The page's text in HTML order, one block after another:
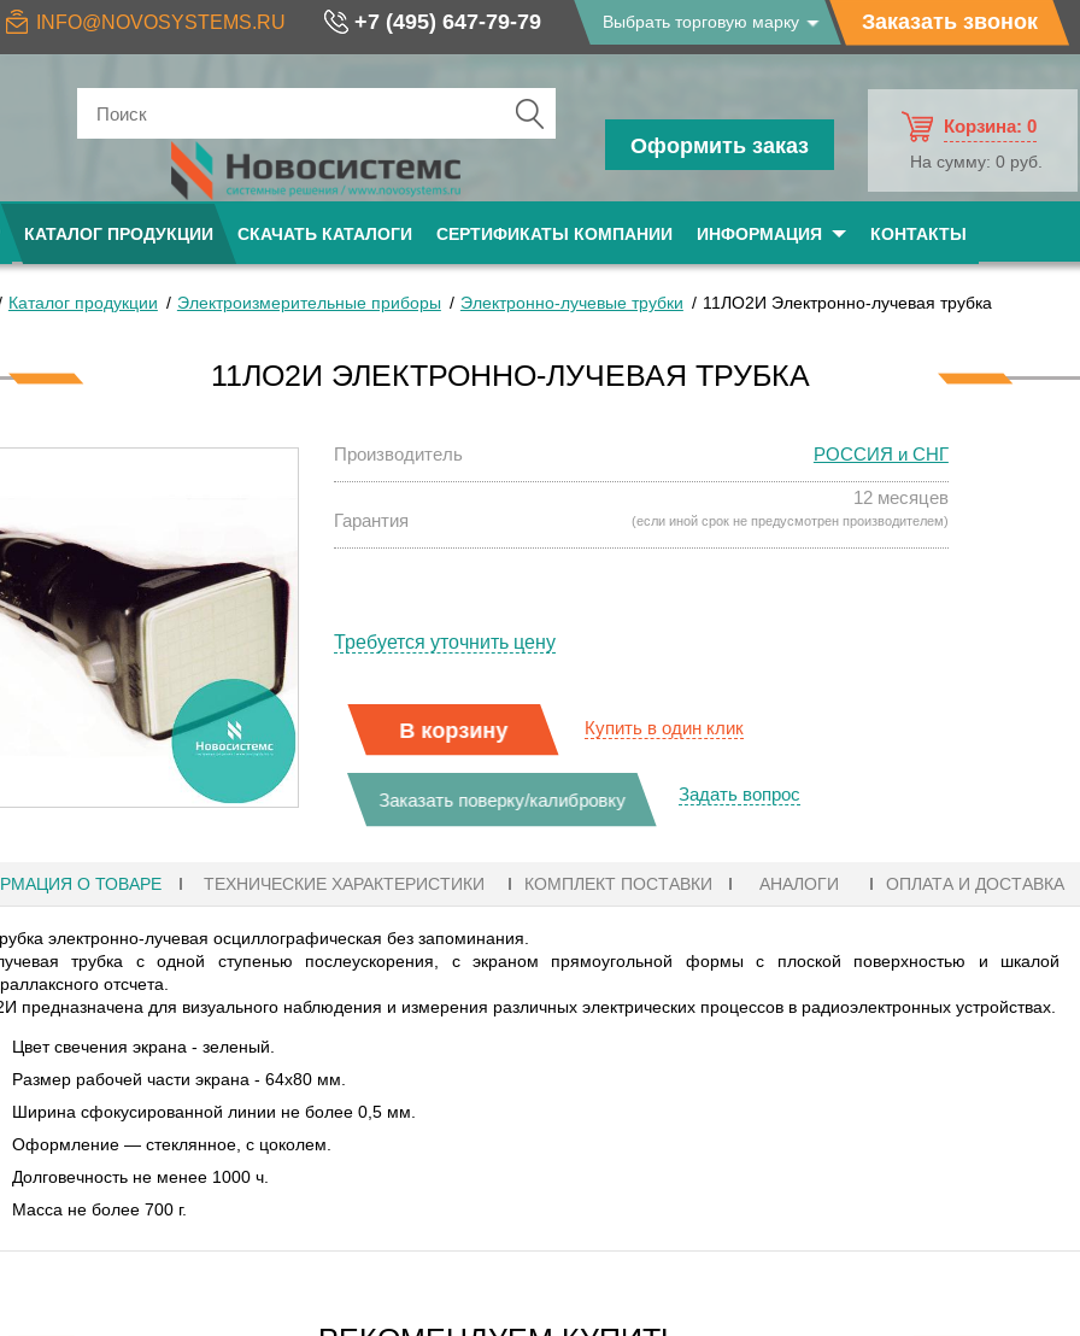
INFO@NOVOSYSTEMS.RU +7 (495) 647-79-79 Выбрать торговую марку Заказать звонок
Оформить заказ
Корзина: 0
На сумму: 0 руб.
КАТАЛОГ ПРОДУКЦИИ СКАЧАТЬ КАТАЛОГИ СЕРТИФИКАТЫ КОМПАНИИ ИНФОРМАЦИЯ КОНТАКТЫ
СЕРИИ UXR
27.01.2023 10:06
КАБЕЛЕЙ И АНТЕНН, 100 КГЦ ДО 8 ГГЦ
(ГОСРЕЕСТР РФ)
Прочитать
Каталог продукции Электроизмерительные приборы Электронно-лучевые трубки 11ЛО2И Электронно-лучевая трубка
11ЛО2И ЭЛЕКТРОННО-ЛУЧЕВАЯ ТРУБКА
Производитель РОССИЯ и СНГ
Гарантия
12 месяцев
(если иной срок не предусмотрен производителем)
Требуется уточнить цену
В корзину Купить в один клик
Заказать поверку/калибровку Задать вопрос
О ТОВАРЕ ТЕХНИЧЕСКИЕ ХАРАКТЕРИСТИКИ КОМПЛЕКТ ПОСТАВКИ АНАЛОГИ ОПЛАТА И ДОСТАВКА
электронно-лучевая осциллографическая без запоминания.
трубка с одной ступенью послеускорения, с экраном прямоугольной формы с плоской поверхностью и шкалой
отсчета.
предназначена для визуального наблюдения и измерения различных электрических процессов в радиоэлектронных устройствах.
Цвет свечения экрана - зеленый.
Размер рабочей части экрана - 64х80 мм.
Ширина сфокусированной линии не более 0,5 мм.
Оформление — стеклянное, с цоколем.
Долговечность не менее 1000 ч.
Масса не более 700 г.